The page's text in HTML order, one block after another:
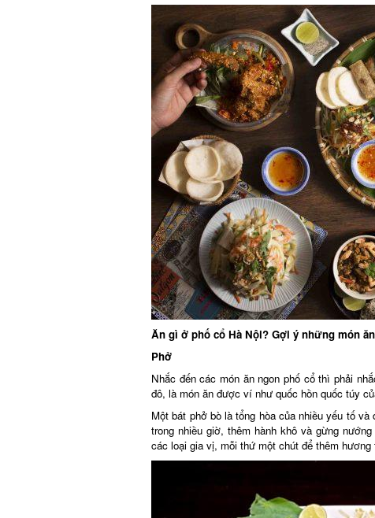
Ăn gì ở phố cổ Hà Nội? Gợi ý những món ăn
Phở
Nhắc đến các món ăn ngon phố cổ thì phải
đô, là món ăn được ví như quốc hồn quốc túy
Một bát phở bò là tổng hòa của nhiều yếu tố
trong nhiều giờ, thêm hành khô và gừng
các loại gia vị, mỗi thứ một chút để thêm hương